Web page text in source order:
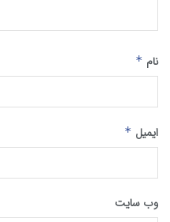
نام *
ایمیل *
وب‌ سایت